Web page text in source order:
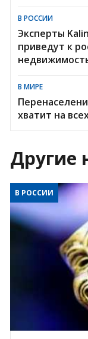
В РОССИИ
Эксперты
приведут к
В МИРЕ
хватит на
Другие
В РОССИИ